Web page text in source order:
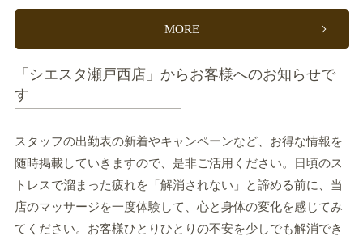
MORE
「シエスタ瀬戸西店」からお客様へのお知らせで
す
スタッフの出勤表の新着やキャンペーンなど、お得な情報を
随時掲載していきますので、是非ご活用ください。日頃のス
トレスで溜まった疲れを「解消されない」と諦める前に、当
店のマッサージを一度体験して、心と身体の変化を感じてみ
てください。お客様ひとりひとりの不安を少しでも解消でき